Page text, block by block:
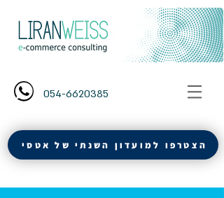
054-6620385
הצטרפו למועדון השנתי של אטסי